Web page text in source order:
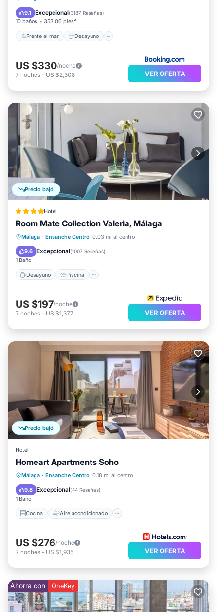
9.1 Excepcional(3187 Reseñas)
10 baños 353.06 pies²
Frente al mar Desayuno
Vista al mar
US $330/noche
7 noches - US $2,308 VER OFERTA
Precio bajó
Hotel
Room Mate Collection Valeria, Málaga
Málaga · Ensanche Centro 0.03 mi al centro
9.6 Excepcional(1007 Reseñas)
1 Baño
Desayuno Piscina
Desayuno Piscina
Balcón/Terraza
Cocina
US $197/noche
7 noches - US $1,377 VER OFERTA
Precio bajó
Hotel
Homeart Apartments Soho
Málaga · Ensanche Centro 0.18 mi al centro
9.8 Excepcional(44 Reseñas)
1 Baño
Cocina Aire acondicionado
Cocina Aire acondicionado
Apto para niños
US $276/noche
7 noches - US $1,935 VER OFERTA
Ahorra con OneKey